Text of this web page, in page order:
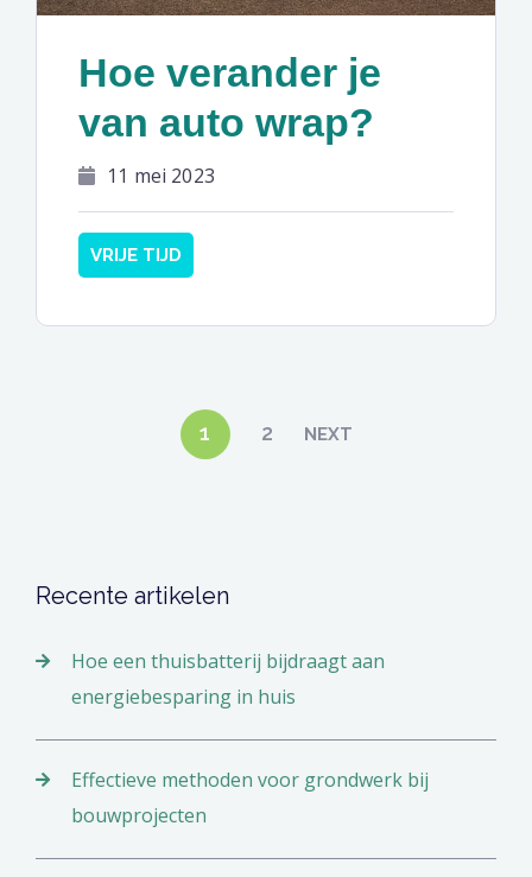
Hoe verander je
van auto wrap?
11 mei 2023
VRIJE TIJD
1 2 NEXT
Recente artikelen
Hoe een thuisbatterij bijdraagt aan
energiebesparing in huis
Effectieve methoden voor grondwerk bij
bouwprojecten